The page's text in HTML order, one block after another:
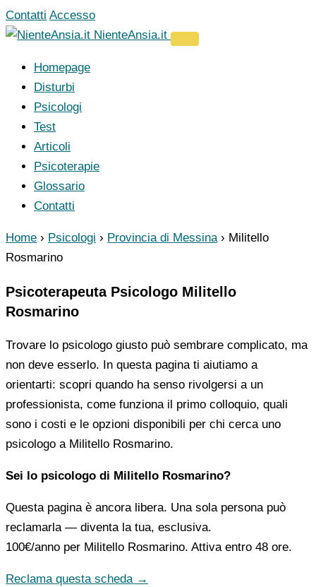
Vai
al
Contatti Accesso
NienteAnsia.it
Homepage
Disturbi
Psicologi
Test
Articoli
Psicoterapie
Glossario
Contatti
Home › Psicologi › Provincia di Messina › Militello
Rosmarino
Psicoterapeuta Psicologo Militello
Rosmarino
Trovare lo psicologo giusto può sembrare complicato, ma
non deve esserlo. In questa pagina ti aiutiamo a
orientarti: scopri quando ha senso rivolgersi a un
professionista, come funziona il primo colloquio, quali
sono i costi e le opzioni disponibili per chi cerca uno
psicologo a Militello Rosmarino.
Sei lo psicologo di Militello Rosmarino?
Questa pagina è ancora libera. Una sola persona può
reclamarla — diventa la tua, esclusiva.
100€/anno per Militello Rosmarino. Attiva entro 48 ore.
Reclama questa scheda →